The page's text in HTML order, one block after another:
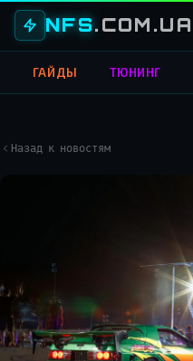
NFS.COM.UA
ГАЙДЫ ТЮНИНГ
Назад к новостям